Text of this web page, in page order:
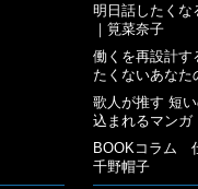
明日話したくな
｜筧菜奈子
働くを再設計
たくないあなた
歌人が推す 短
込まれるマンガ
BOOKコラム
千野帽子